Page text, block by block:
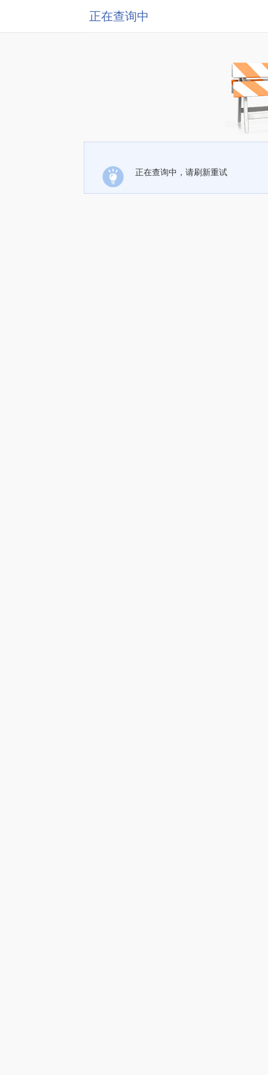
正在查询中
正在查询中，请刷新重试